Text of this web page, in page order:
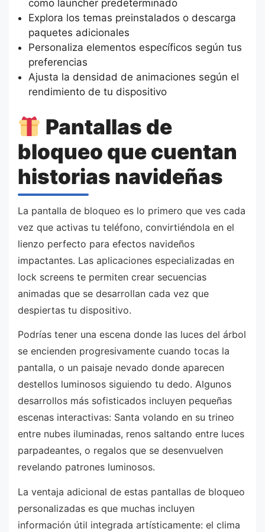
como launcher predeterminado
Explora los temas preinstalados o descarga
paquetes adicionales
Personaliza elementos específicos según tus
preferencias
Ajusta la densidad de animaciones según el
rendimiento de tu dispositivo
Pantallas de
bloqueo que cuentan
historias navideñas
La pantalla de bloqueo es lo primero que ves cada
vez que activas tu teléfono, convirtiéndola en el
lienzo perfecto para efectos navideños
impactantes. Las aplicaciones especializadas en
lock screens te permiten crear secuencias
animadas que se desarrollan cada vez que
despiertas tu dispositivo.
Podrías tener una escena donde las luces del árbol
se encienden progresivamente cuando tocas la
pantalla, o un paisaje nevado donde aparecen
destellos luminosos siguiendo tu dedo. Algunos
desarrollos más sofisticados incluyen pequeñas
escenas interactivas: Santa volando en su trineo
entre nubes iluminadas, renos saltando entre luces
parpadeantes, o regalos que se desenvuelven
revelando patrones luminosos.
La ventaja adicional de estas pantallas de bloqueo
personalizadas es que muchas incluyen
información útil integrada artísticamente: el clima